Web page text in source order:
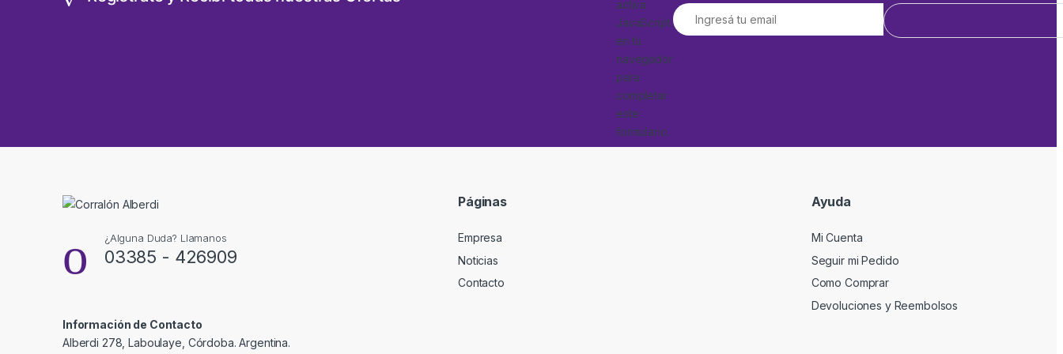
activa
JavaScript
en tu
navegador
para
completar
este
formulario.
¿Alguna Duda? Llamanos
03385 - 426909
Información de Contacto
Alberdi 278, Laboulaye, Córdoba. Argentina.
Páginas
Empresa
Noticias
Contacto
Ayuda
Mi Cuenta
Seguir mi Pedido
Como Comprar
Devoluciones y Reembolsos